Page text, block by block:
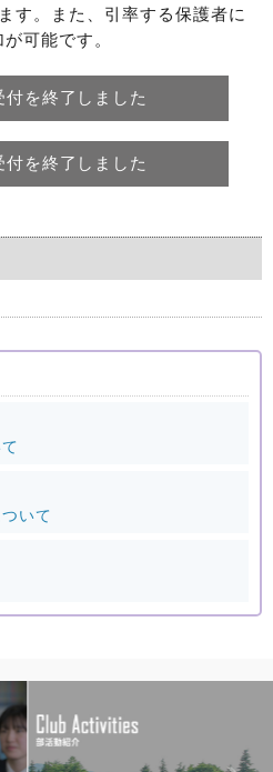
す。また、引率する保護者に
可能です。
を終了しました
を終了しました
いて